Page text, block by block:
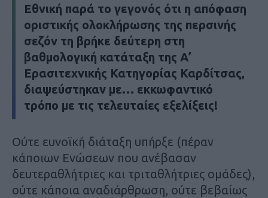
Εθνική παρά το γεγονός ότι η απόφαση
οριστικής ολοκλήρωσης της περσινής
σεζόν τη βρήκε δεύτερη στη
βαθμολογική κατάταξη της Α’
Ερασιτεχνικής Κατηγορίας Καρδίτσας,
διαψεύστηκαν με… εκκωφαντικό
τρόπο με τις τελευταίες εξελίξεις!
Ούτε ευνοϊκή διάταξη υπήρξε (πέραν
κάποιων Ενώσεων που ανέβασαν
δευτεραθλήτριες και τριταθλήτριες ομάδες),
ούτε κάποια αναδιάρθρωση, ούτε βεβαίως